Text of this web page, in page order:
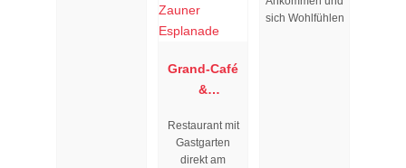
Grand-Café
&
Zauner
Esplanade
Restaurant mit
Gastgarten
direkt am
sich Wohlfühlen